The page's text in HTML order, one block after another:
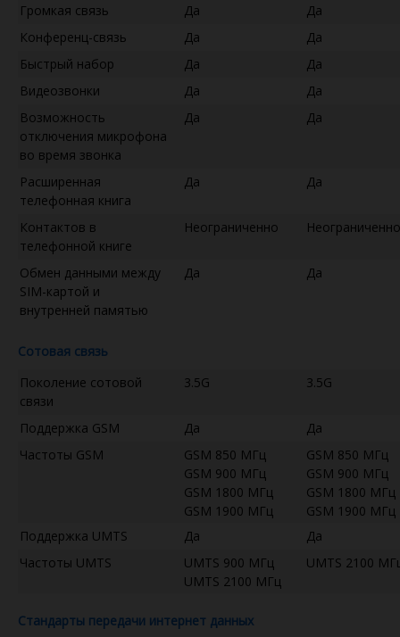
Громкая связь
Да
Да
Конференц-связь
Да
Да
Быстрый набор
Да
Да
Видеозвонки
Да
Да
Возможность
отключения микрофона
во время звонка
Да Да
Расширенная
телефонная книга
Да Да
Контактов в
телефонной книге
Неограниченно Неограниченно
Обмен данными между
SIM-картой и
внутренней памятью
Да Да
Сотовая связь
Поколение сотовой
связи
3.5G 3.5G
Поддержка GSM Да
Да
Частоты GSM
GSM 850 МГц
GSM 900 МГц
GSM 1800 МГц
GSM 1900 МГц
GSM 850 МГц
GSM 900 МГц
GSM 1800 МГц
GSM 1900 МГц
Поддержка UMTS
Да
Да
Частоты UMTS
UMTS 900 МГц
UMTS 2100 МГц
UMTS 2100
Стандарты передачи интернет данных